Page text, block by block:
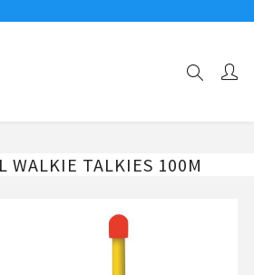
WALKIE TALKIES 100Μ
WALKIE TALKIES 100Μ